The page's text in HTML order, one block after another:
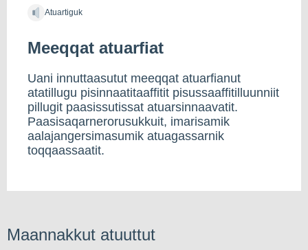
Atuartiguk
Meeqqat atuarfiat
Uani innuttaasutut meeqqat atuarfianut
atatillugu pisinnaatitaaffitit pisussaaffitilluunniit
pillugit paasissutissat atuarsinnaavatit.
Paasisaqarnerorusukkuit, imarisamik
aalajangersimasumik atuagassarnik
toqqaassaatit.
Maannakkut atuuttut